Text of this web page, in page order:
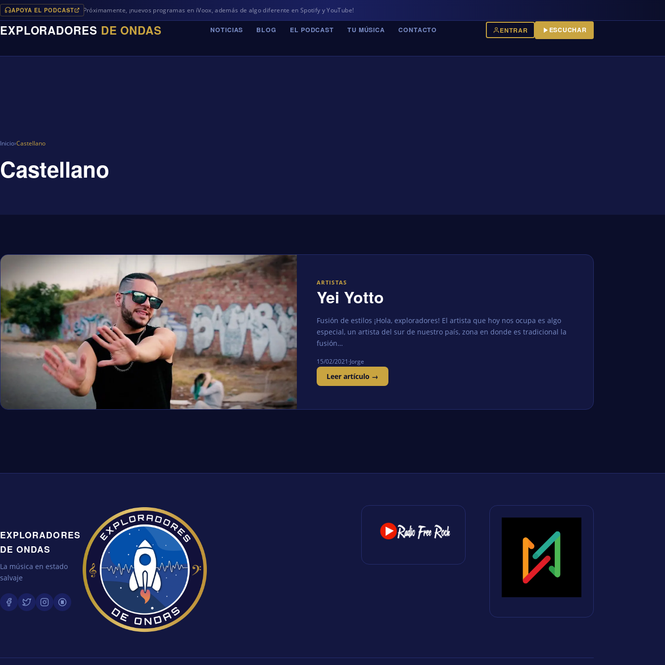
APOYA EL PODCASTPróximamente, ¡nuevos programas en iVoox, además de algo diferente en Spotify y YouTube!
EXPLORADORES DE ONDAS NOTICIAS BLOG EL PODCAST TU MÚSICA CONTACTO ENTRAR ESCUCHAR
Inicio›Castellano
Castellano
ARTISTAS
Yei Yotto
Fusión de estilos ¡Hola, exploradores! El artista que hoy nos ocupa es algo
especial, un artista del sur de nuestro país, zona en donde es tradicional la
fusión…
15/02/2021·Jorge
Leer artículo →
EXPLORADORES
DE ONDAS
La música en estado
salvaje